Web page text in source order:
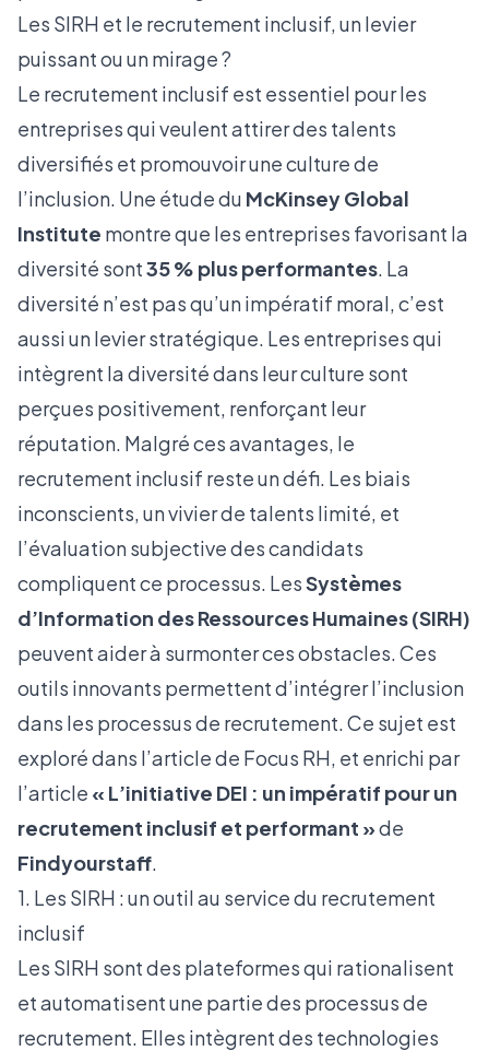
Les SIRH et le recrutement inclusif, un levier
puissant ou un mirage ?
Le recrutement inclusif est essentiel pour les
entreprises qui veulent attirer des talents
diversifiés et promouvoir une culture de
l’inclusion. Une étude du McKinsey Global
Institute montre que les entreprises favorisant la
diversité sont35 % plus performantes. La
diversité n’est pas qu’un impératif moral, c’est
aussi un levier stratégique. Les entreprises qui
intègrent la diversité dans leur culture sont
perçues positivement, renforçant leur
réputation. Malgré ces avantages, le
recrutement inclusif reste un défi. Les biais
inconscients, un vivier de talents limité, et
l’évaluation subjective des candidats
compliquent ce processus. LesSystèmes
d’Information des Ressources Humaines (SIRH)
peuvent aider à surmonter ces obstacles. Ces
outils innovants permettent d’intégrer l’inclusion
dans les processus de recrutement. Ce sujet est
exploré dans l’article de Focus RH, et enrichi par
l’article « L’initiative DEI : un impératif pour un
recrutement inclusif et performant »de
Findyourstaff.
1. Les SIRH : un outil au service du recrutement
inclusif
Les SIRH sont des plateformes qui rationalisent
et automatisent une partie des processus de
recrutement. Elles intègrent des technologies